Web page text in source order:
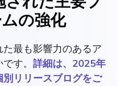
の強化
最も影響力のあるア
す。 詳細は、2025年
リリースブログをご